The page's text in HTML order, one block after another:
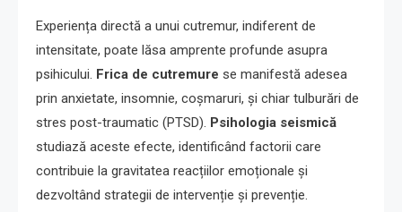
Experiența directă a unui cutremur, indiferent de
intensitate, poate lăsa amprente profunde asupra
psihicului. Frica de cutremure se manifestă adesea
prin anxietate, insomnie, coșmaruri, și chiar tulburări de
stres post-traumatic (PTSD). Psihologia seismică
studiază aceste efecte, identificând factorii care
contribuie la gravitatea reacțiilor emoționale și
dezvoltând strategii de intervenție și prevenție.